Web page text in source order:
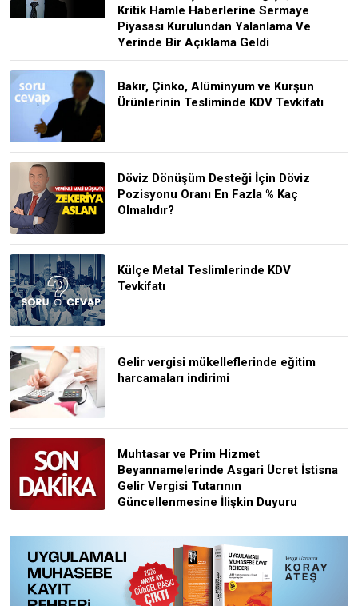
Kritik Hamle Haberlerine Sermaye
Piyasası Kurulundan Yalanlama Ve
Yerinde Bir Açıklama Geldi
Bakır, Çinko, Alüminyum ve Kurşun
Ürünlerinin Tesliminde KDV Tevkifatı
Döviz Dönüşüm Desteği İçin Döviz
Pozisyonu Oranı En Fazla % Kaç
Olmalıdır?
Külçe Metal Teslimlerinde KDV
Tevkifatı
Gelir vergisi mükelleflerinde eğitim
harcamaları indirimi
Muhtasar ve Prim Hizmet
Beyannamelerinde Asgari Ücret İstisna
Gelir Vergisi Tutarının
Güncellenmesine İlişkin Duyuru